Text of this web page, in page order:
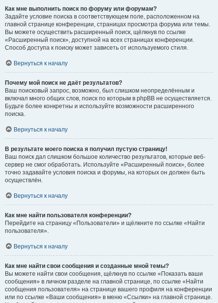
Как мне выполнить поиск по форуму или форумам?
Задайте условие поиска в соответствующем поле, расположенном на
главной странице конференции, страницах просмотра форума или темы.
Вы можете осуществить расширенный поиск, щёлкнув по ссылке
«Расширенный поиск», доступной на всех страницах конференции.
Способ доступа к поиску может зависеть от используемого стиля.
Вернуться к началу
Почему мой поиск не даёт результатов?
Ваш поисковый запрос, возможно, был слишком неопределённым и
включал много общих слов, поиск по которым в phpBB не осуществляется.
Будьте более конкретны и используйте возможности расширенного
поиска.
Вернуться к началу
В результате моего поиска я получил пустую страницу!
Ваш поиск дал слишком большое количество результатов, которые веб-
сервер не смог обработать. Используйте «Расширенный поиск», более
точно задавайте условия поиска и форумы, на которых он должен быть
осуществлён.
Вернуться к началу
Как мне найти пользователя конференции?
Перейдите на страницу «Пользователи» и щёлкните по ссылке «Найти
пользователя».
Вернуться к началу
Как мне найти свои сообщения и созданные мной темы?
Вы можете найти свои сообщения, щёлкнув по ссылке «Показать ваши
сообщения» в личном разделе на главной странице, по ссылке «Найти
сообщения пользователя» на странице вашего профиля на конференции
или по ссылке «Ваши сообщения» в меню «Ссылки» на главной странице.